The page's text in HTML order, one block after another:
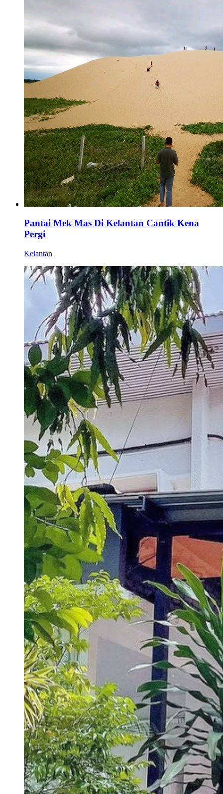
Pantai Mek Mas Di Kelantan Cantik Kena
Pergi
Kelantan